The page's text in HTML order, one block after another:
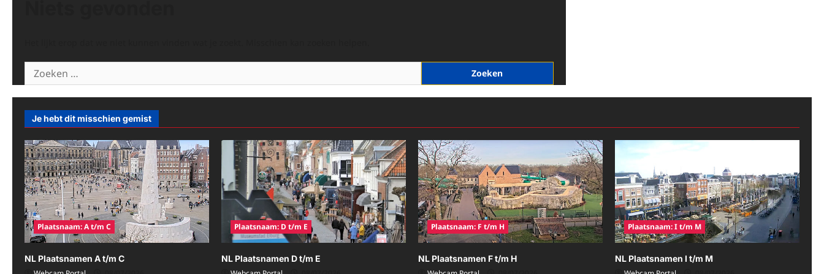
Zoeken
naar:
Je hebt dit misschien gemist
Plaatsnaam: A t/m C
NL Plaatsnamen A t/m C
Plaatsnaam: D t/m E
NL Plaatsnamen D t/m E
Plaatsnaam: F t/m H
NL Plaatsnamen F t/m H
Plaatsnaam: I t/m M
NL Plaatsnamen I t/m M